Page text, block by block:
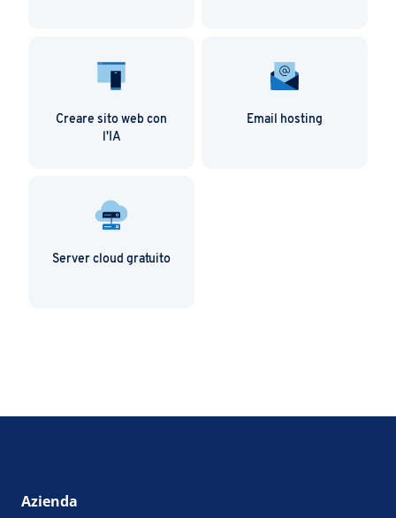
Creare sito web con
l'IA
Email hosting
Server cloud gratuito
Azienda